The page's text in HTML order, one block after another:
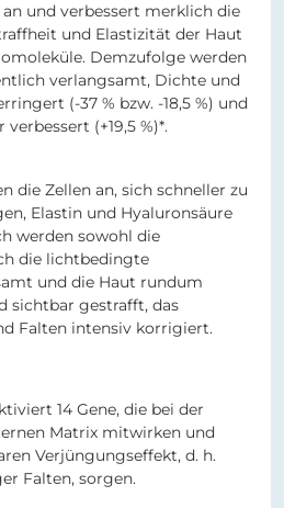
und verbessert merklich die
und Elastizität der Haut
Demzufolge werden
verlangsamt, Dichte und
(-37 % bzw. -18,5 %) und
(+19,5 %)*.
die Zellen an, sich schneller zu
Elastin und Hyaluronsäure
werden sowohl die
die lichtbedingte
und die Haut rundum
sichtbar gestrafft, das
Falten intensiv korrigiert.
14 Gene, die bei der
Matrix mitwirken und
Verjüngungseffekt, d. h.
Falten, sorgen.